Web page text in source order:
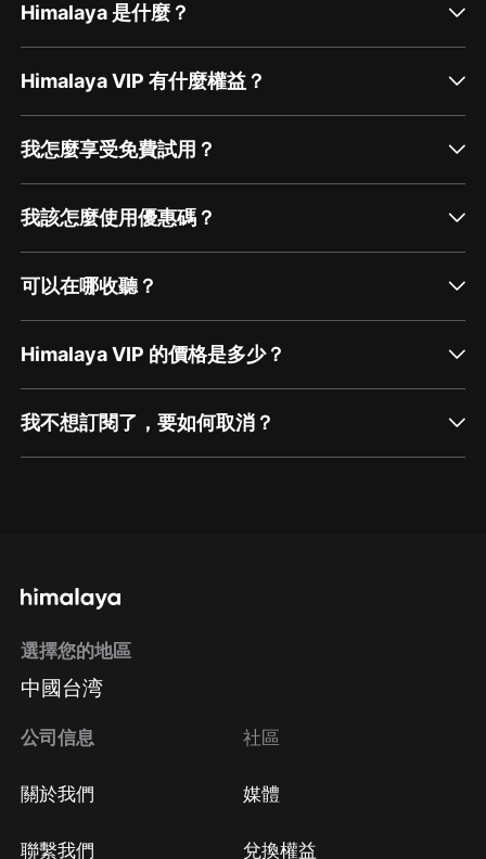
Himalaya 是什麼？
Himalaya VIP 有什麼權益？
我怎麼享受免費試用？
我該怎麼使用優惠碼？
可以在哪收聽？
Himalaya VIP 的價格是多少？
我不想訂閱了，要如何取消？
方法 Google Play取消訂閱方法
選擇您的地區
中國台湾
公司信息
關於我們
聯繫我們
社區
媒體
兌換權益